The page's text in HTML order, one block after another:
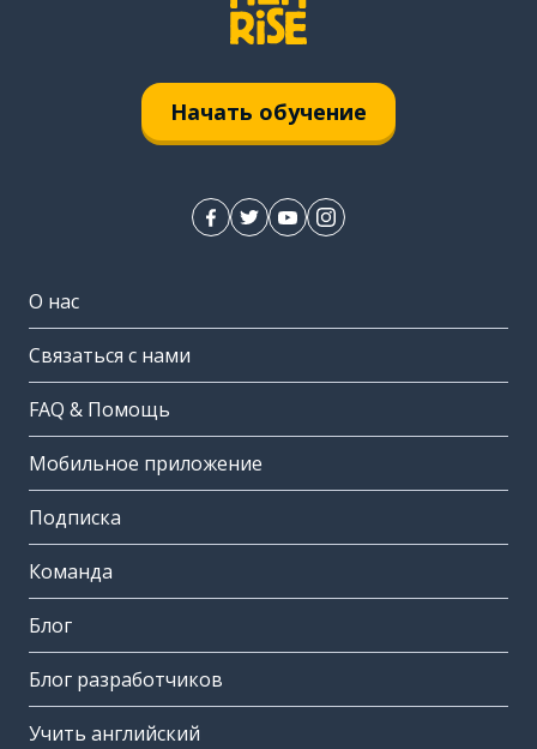
Начать обучение
О нас
Связаться с нами
FAQ & Помощь
Мобильное приложение
Подписка
Команда
Блог
Блог разработчиков
Учить английский